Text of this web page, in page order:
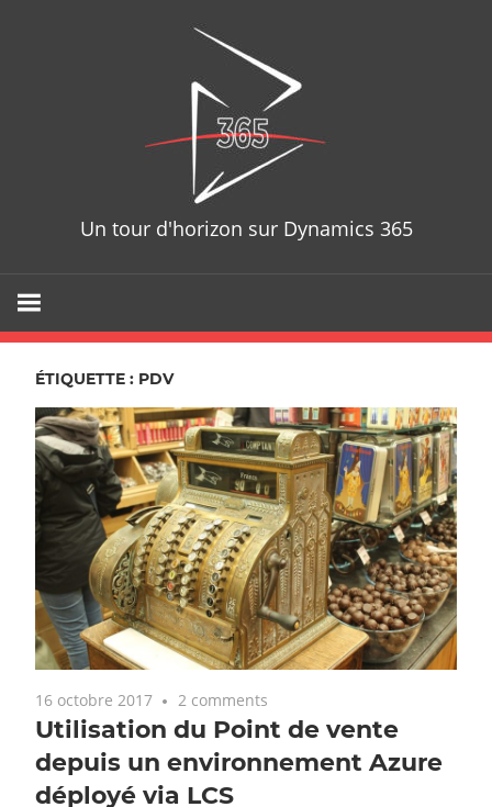
Un tour d'horizon sur Dynamics 365
ÉTIQUETTE : PDV
16 octobre 2017 2 comments
Utilisation du Point de vente
depuis un environnement Azure
déployé via LCS